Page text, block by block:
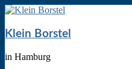
Klein Borstel
in Hamburg